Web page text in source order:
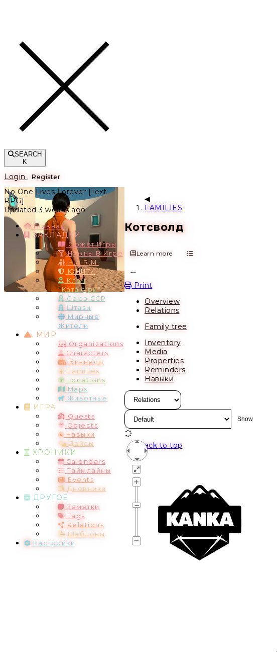
SEARCH
K
Login Register
No One Lives Forever [Text
RPG]
Updated 3 weeks ago
Главная
ЗАКЛАДКИ
Сюжет Игры
Нужны В Игре
H.A.R.M.
ЮНИТИ
Клан
"Катакури"
Союз ССР
Штази
Мирные
Жители
МИР
Organizations
Characters
Бизнесы
Families
Locations
Maps
Животные
ИГРА
Quests
Objects
Навыки
Дайсы
ХРОНИКИ
Calendars
Таймлайны
Events
Дневники
ДРУГОЕ
Заметки
Tags
Relations
Шаблоны
Настройки
FAMILIES
Котсволд
Learn more
Print
Overview
Relations
Family tree
Inventory
Media
Properties
Reminders
Навыки
Back to top